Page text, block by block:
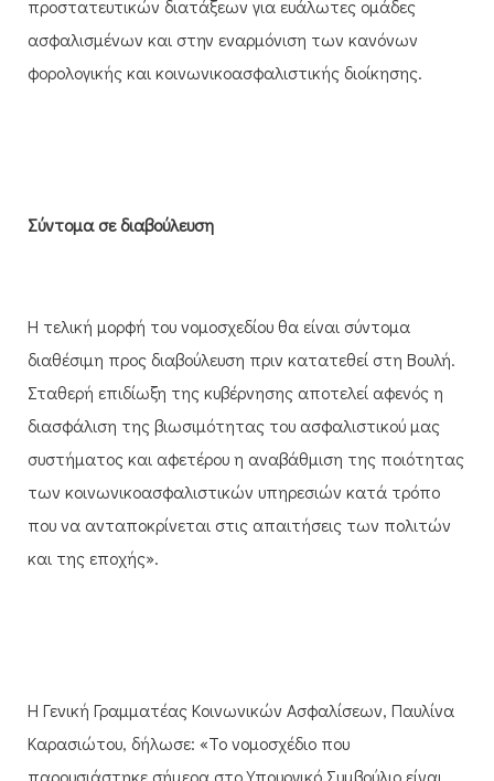
προστατευτικών διατάξεων για ευάλωτες ομάδες
ασφαλισμένων και στην εναρμόνιση των κανόνων
φορολογικής και κοινωνικοασφαλιστικής διοίκησης.
Σύντομα σε διαβούλευση
Η τελική μορφή του νομοσχεδίου θα είναι σύντομα
διαθέσιμη προς διαβούλευση πριν κατατεθεί στη Βουλή.
Σταθερή επιδίωξη της κυβέρνησης αποτελεί αφενός η
διασφάλιση της βιωσιμότητας του ασφαλιστικού μας
συστήματος και αφετέρου η αναβάθμιση της ποιότητας
των κοινωνικοασφαλιστικών υπηρεσιών κατά τρόπο
που να ανταποκρίνεται στις απαιτήσεις των πολιτών
και της εποχής».
Η Γενική Γραμματέας Κοινωνικών Ασφαλίσεων, Παυλίνα
Καρασιώτου, δήλωσε: «Το νομοσχέδιο που
παρουσιάστηκε σήμερα στο Υπουργικό Συμβούλιο είναι